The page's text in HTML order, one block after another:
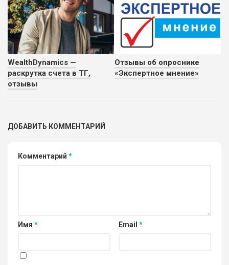
WealthDynamics —
раскрутка счета в ТГ,
отзывы
Отзывы об опроснике
«Экспертное мнение»
ДОБАВИТЬ КОММЕНТАРИЙ
Комментарий *
Имя * Email *